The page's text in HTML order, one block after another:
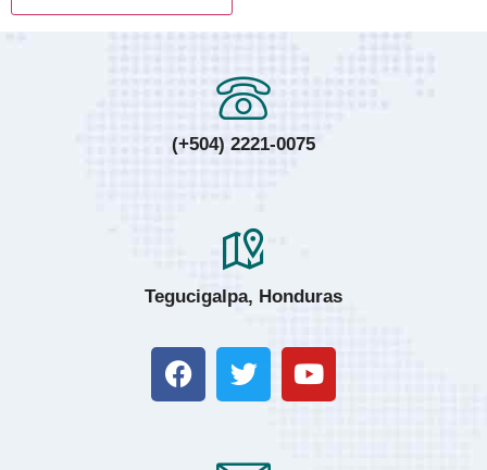
(+504) 2221-0075
Tegucigalpa, Honduras